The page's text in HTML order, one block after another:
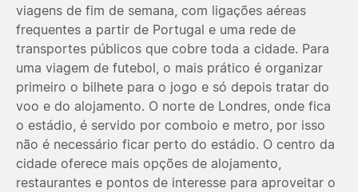
viagens de fim de semana, com ligações aéreas
frequentes a partir de Portugal e uma rede de
transportes públicos que cobre toda a cidade. Para
uma viagem de futebol, o mais prático é organizar
primeiro o bilhete para o jogo e só depois tratar do
voo e do alojamento. O norte de Londres, onde fica
o estádio, é servido por comboio e metro, por isso
não é necessário ficar perto do estádio. O centro da
cidade oferece mais opções de alojamento,
restaurantes e pontos de interesse para aproveitar o